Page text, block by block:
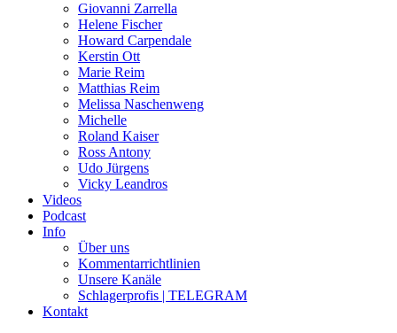
Giovanni Zarrella
Helene Fischer
Howard Carpendale
Kerstin Ott
Marie Reim
Matthias Reim
Melissa Naschenweng
Michelle
Roland Kaiser
Ross Antony
Udo Jürgens
Vicky Leandros
Videos
Podcast
Info
Über uns
Kommentarrichtlinien
Unsere Kanäle
Schlagerprofis | TELEGRAM
Kontakt